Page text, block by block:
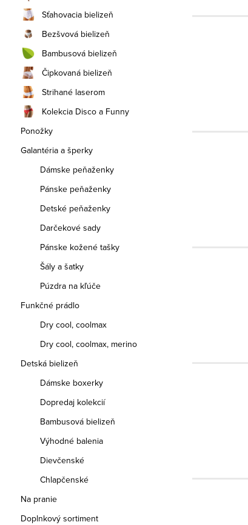
Sťahovacia bielizeň
Bezšvová bielizeň
Bambusová bielizeň
Čipkovaná bielizeň
Strihané laserom
Kolekcia Disco a Funny
Ponožky
Galantéria a šperky
Dámske peňaženky
Pánske peňaženky
Detské peňaženky
Darčekové sady
Pánske kožené tašky
Šály a šatky
Púzdra na kľúče
Funkčné prádlo
Dry cool, coolmax
Dry cool, coolmax, merino
Detská bielizeň
Dámske boxerky
Dopredaj kolekcií
Bambusová bielizeň
Výhodné balenia
Dievčenské
Chlapčenské
Na pranie
Doplnkový sortiment